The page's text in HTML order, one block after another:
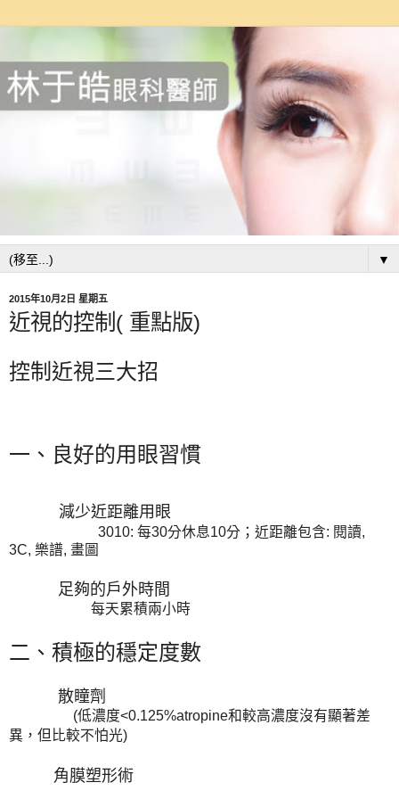
▼
2015年10月2日 星期五
近視的控制( 重點版)
控制近視三大招
一、良好的用眼習慣
減少近距離用眼
3010: 每30分休息10分；近距離包含: 閱讀,
3C, 樂譜, 畫圖
足夠的戶外時間
每天累積兩小時
二 、 積極的穩定度數
散瞳劑
(低濃度<0.125%atropine和較高濃度沒有顯著差
異，但比較不怕光)
角膜塑形術